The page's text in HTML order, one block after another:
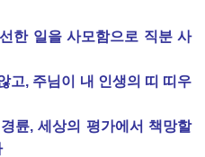
한 일을 사모함으로 직분 사
고, 주님이 내 인생의 띠 띠우
륜, 세상의 평가에서 책망할